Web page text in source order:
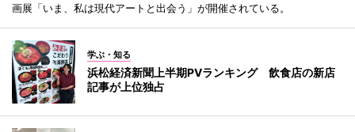
画展「いま、私は現代アートと出会う」が開催されている。
学ぶ・知る
浜松経済新聞上半期PVランキング 飲食店の新店
記事が上位独占